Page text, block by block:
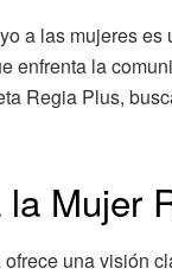
a las mujeres
enfrenta la
Regia Plus,
Mujer
una visión